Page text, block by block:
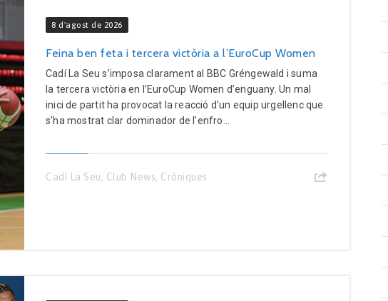
8 d'agost de 2026
Feina ben feta i tercera victòria a l’EuroCup Women
Cadí La Seu s’imposa clarament al BBC Gréngewald i suma
la tercera victòria en l’EuroCup Women d’enguany. Un mal
inici de partit ha provocat la reacció d’un equip urgellenc que
s’ha mostrat clar dominador de l’enfro...
Cadí La Seu Club News Cròniques